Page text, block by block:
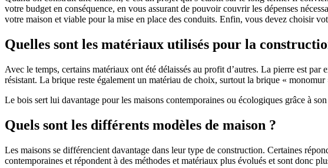
votre budget en conséquence, en vous assurant de pouvoir couvrir les dépenses
votre maison et viable pour la mise en place des conduits. Enfin, vous devez choisir
Quelles sont les matériaux utilisés pour la
Avec le temps, certains matériaux ont été délaissés au profit d’autres. La pierre est
résistant. La brique reste également un matériau de choix, surtout la brique «
Le bois sert lui davantage pour les maisons contemporaines ou écologiques grâce à
Quels sont les différents modèles de maison ?
Les maisons se différencient davantage dans leur type de construction. Certaines
contemporaines et répondent à des méthodes et matériaux plus évolués et sont donc